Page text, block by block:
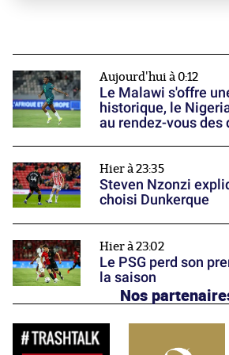
Aujourd'hui à 0:12
Le Malawi s'offre
historique, le
au rendez-vous des
Hier à 23:35
Steven Nzonzi
choisi Dunkerque
Hier à 23:02
Le PSG perd son
la saison
Nos